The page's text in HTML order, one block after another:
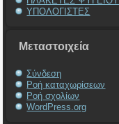
ΥΠΟΛΟΓΙΣΤΕΣ
Μεταστοιχεία
Σύνδεση
Ροή καταχωρίσεων
Ροή σχολίων
WordPress.org